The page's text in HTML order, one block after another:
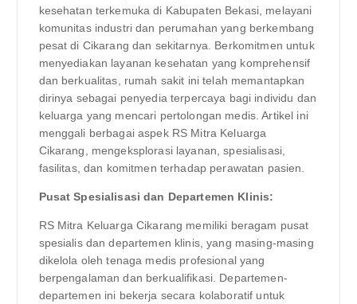
kesehatan terkemuka di Kabupaten Bekasi, melayani
komunitas industri dan perumahan yang berkembang
pesat di Cikarang dan sekitarnya. Berkomitmen untuk
menyediakan layanan kesehatan yang komprehensif
dan berkualitas, rumah sakit ini telah memantapkan
dirinya sebagai penyedia terpercaya bagi individu dan
keluarga yang mencari pertolongan medis. Artikel ini
menggali berbagai aspek RS Mitra Keluarga
Cikarang, mengeksplorasi layanan, spesialisasi,
fasilitas, dan komitmen terhadap perawatan pasien.
Pusat Spesialisasi dan Departemen Klinis:
RS Mitra Keluarga Cikarang memiliki beragam pusat
spesialis dan departemen klinis, yang masing-masing
dikelola oleh tenaga medis profesional yang
berpengalaman dan berkualifikasi. Departemen-
departemen ini bekerja secara kolaboratif untuk